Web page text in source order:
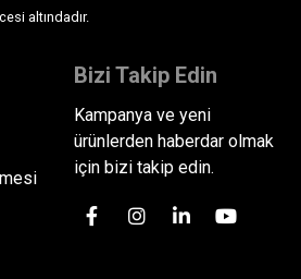
altındadır.
Bizi Takip Edin
Kampanya ve yeni
ürünlerden haberdar olmak
için bizi takip edin.